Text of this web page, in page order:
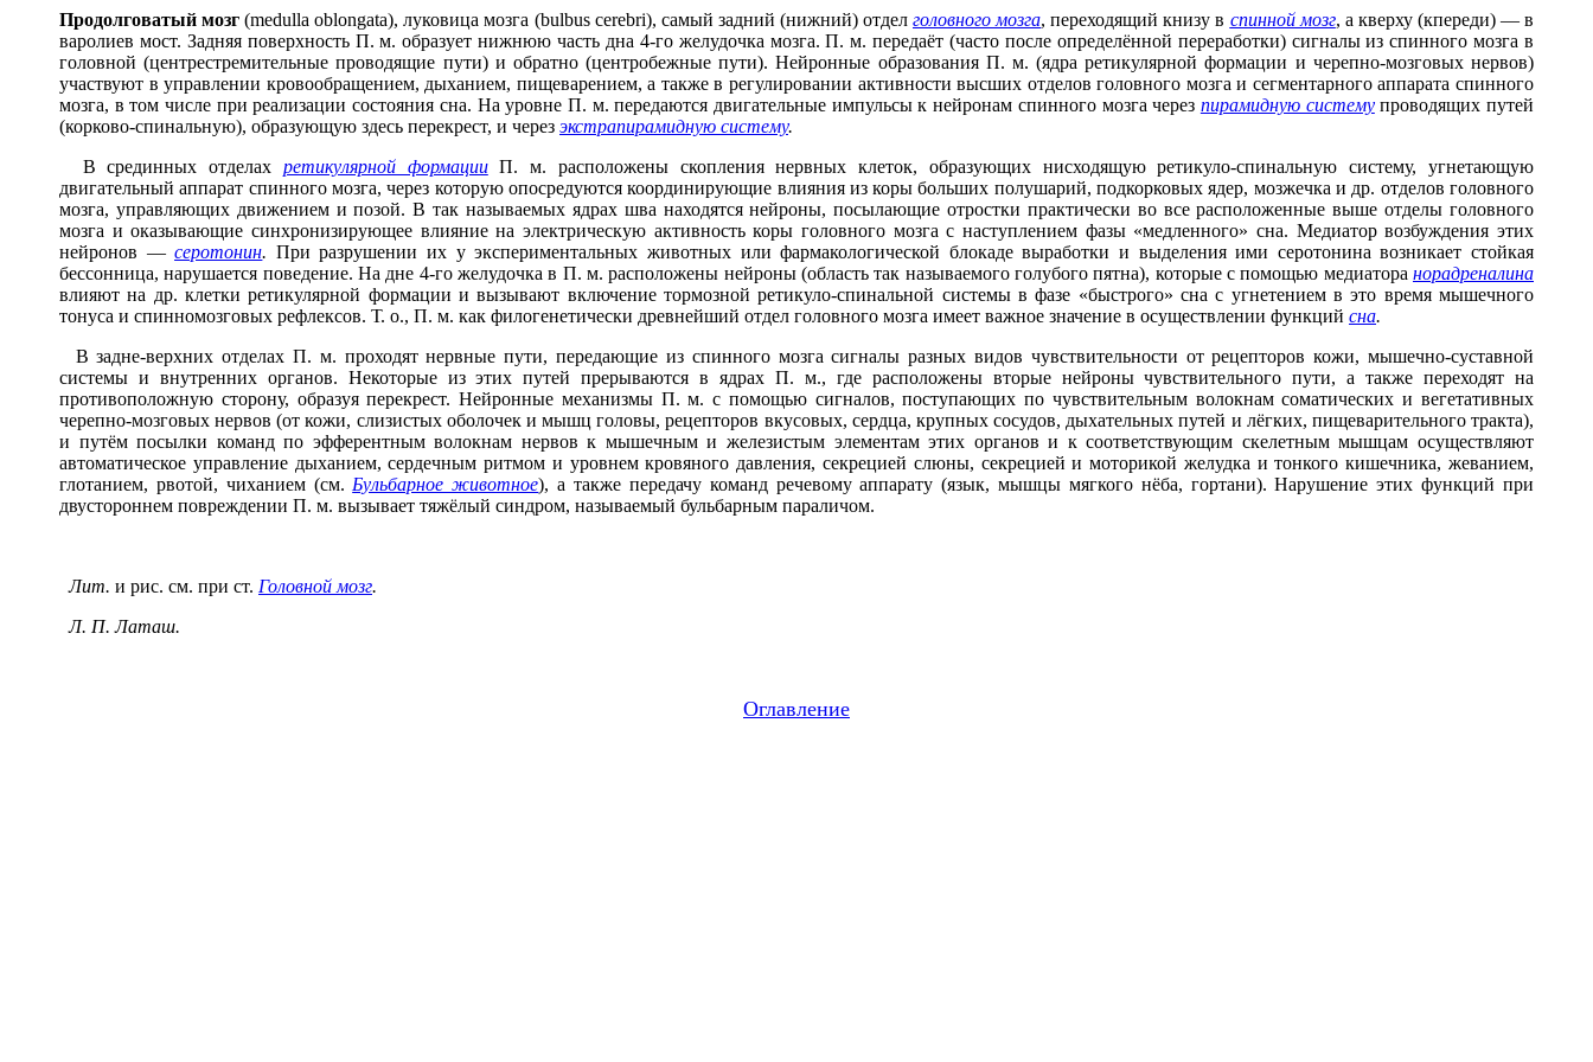
Продолговатый мозг (medulla oblongata), луковица мозга (bulbus cerebri), самый задний (нижний) отделголовного мозга, переходящий книзу в спинной мозг, а кверху (кпереди) — в
варолиев мост. Задняя поверхность П. м. образует нижнюю часть дна 4-го желудочка мозга. П. м. передаёт (часто после определённой переработки) сигналы из спинного мозга в
головной (центрестремительные проводящие пути) и обратно (центробежные пути). Нейронные образования П. м. (ядра ретикулярной формации и черепно-мозговых нервов)
участвуют в управлении кровообращением, дыханием, пищеварением, а также в регулировании активности высших отделов головного мозга и сегментарного аппарата спинного
мозга, в том числе при реализации состояния сна. На уровне П. м. передаются двигательные импульсы к нейронам спинного мозга через пирамидную системупроводящих путей
(корково-спинальную), образующую здесь перекрест, и через экстрапирамидную систему.
В срединных отделах ретикулярной формацииП. м. расположены скопления нервных клеток, образующих нисходящую ретикуло-спинальную систему, угнетающую
двигательный аппарат спинного мозга, через которую опосредуются координирующие влияния из коры больших полушарий, подкорковых ядер, мозжечка и др. отделов головного
мозга, управляющих движением и позой. В так называемых ядрах шва находятся нейроны, посылающие отростки практически во все расположенные выше отделы головного
мозга и оказывающие синхронизирующее влияние на электрическую активность коры головного мозга с наступлением фазы «медленного» сна. Медиатор возбуждения этих
нейронов —серотонин. При разрушении их у экспериментальных животных или фармакологической блокаде выработки и выделения ими серотонина возникает стойкая
бессонница, нарушается поведение. На дне 4-го желудочка в П. м. расположены нейроны (область так называемого голубого пятна), которые с помощью медиатора норадреналина
влияют на др. клетки ретикулярной формации и вызывают включение тормозной ретикуло-спинальной системы в фазе «быстрого» сна с угнетением в это время мышечного
тонуса и спинномозговых рефлексов. Т. о., П. м. как филогенетически древнейший отдел головного мозга имеет важное значение в осуществлении функций сна.
В задне-верхних отделах П. м. проходят нервные пути, передающие из спинного мозга сигналы разных видов чувствительности от рецепторов кожи, мышечно-суставной
системы и внутренних органов. Некоторые из этих путей прерываются в ядрах П. м., где расположены вторые нейроны чувствительного пути, а также переходят на
противоположную сторону, образуя перекрест. Нейронные механизмы П. м. с помощью сигналов, поступающих по чувствительным волокнам соматических и вегетативных
черепно-мозговых нервов (от кожи, слизистых оболочек и мышц головы, рецепторов вкусовых, сердца, крупных сосудов, дыхательных путей и лёгких, пищеварительного тракта),
и путём посылки команд по эфферентным волокнам нервов к мышечным и железистым элементам этих органов и к соответствующим скелетным мышцам осуществляют
автоматическое управление дыханием, сердечным ритмом и уровнем кровяного давления, секрецией слюны, секрецией и моторикой желудка и тонкого кишечника, жеванием,
глотанием, рвотой, чиханием (см. Бульбарное животное), а также передачу команд речевому аппарату (язык, мышцы мягкого нёба, гортани). Нарушение этих функций при
двустороннем повреждении П. м. вызывает тяжёлый синдром, называемый бульбарным параличом.
Лит. и рис. см. при ст. Головной мозг.
Л. П. Латаш.
Оглавление